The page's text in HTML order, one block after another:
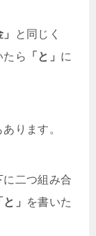
と同じく
たら 「と」 に
ります。
二つ組み合
と」
を書いた